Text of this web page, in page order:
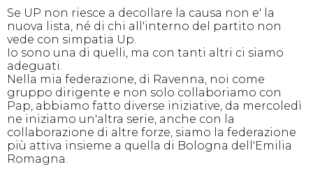
Se UP non riesce a decollare la causa non e' la
nuova lista, né di chi all'interno del partito non
vede con simpatia Up.
Io sono una di quelli, ma con tanti altri ci siamo
adeguati.
Nella mia federazione, di Ravenna, noi come
gruppo dirigente e non solo collaboriamo con
Pap, abbiamo fatto diverse iniziative, da mercoledì
ne iniziamo un'altra serie, anche con la
collaborazione di altre forze, siamo la federazione
più attiva insieme a quella di Bologna dell'Emilia
Romagna.